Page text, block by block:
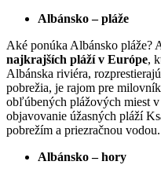
Albánsko – pláže
Aké ponúka Albánsko pláže?
najkrajších pláží v Európe,
Albánska riviéra,
pobrežia, je rajom pre
obľúbených plážových miest
objavovanie úžasných pláží
pobrežím a priezračnou vodou.
Albánsko – hory